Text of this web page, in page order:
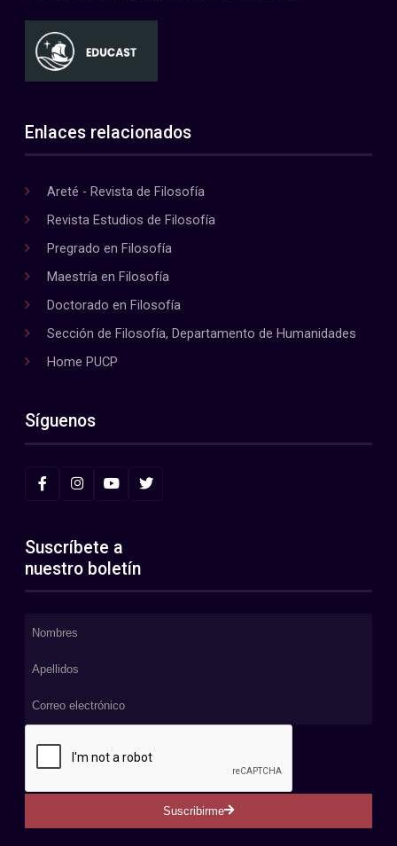
Enlaces relacionados
Areté - Revista de Filosofía
Revista Estudios de Filosofía
Pregrado en Filosofía
Maestría en Filosofía
Doctorado en Filosofía
Sección de Filosofía, Departamento de Humanidades
Home PUCP
Síguenos
Suscríbete a
nuestro boletín
Suscribirme